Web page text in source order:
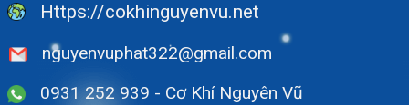
Https://cokhinguyenvu.net
nguyenvuphat322@gmail.com
0931 252 939 - Cơ Khí Nguyên Vũ